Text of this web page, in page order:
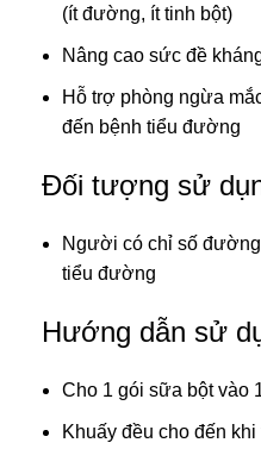
(ít đường, ít tinh bột)
Nâng cao sức đề
Hỗ trợ phòng ngừa
đến bệnh tiểu đường
Đối tượng sử
Người có chỉ số
tiểu đường
Hướng dẫn sử
Cho 1 gói sữa bột vào
Khuấy đều cho đến